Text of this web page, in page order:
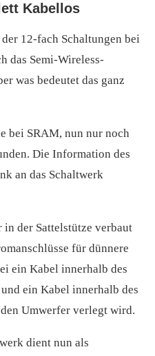
Kabellos
12-fach Schaltungen bei
das Semi-Wireless-
was bedeutet das ganz
bei SRAM, nun nur noch
Die Information des
an das Schaltwerk
der Sattelstütze verbaut
für dünnere
ein Kabel innerhalb des
ein Kabel innerhalb des
Umwerfer verlegt wird.
dient nun als